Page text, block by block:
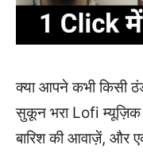
क्या आपने कभी किसी
सुकून भरा Lofi म्यूज़िक
बारिश की आवाज़ें, और